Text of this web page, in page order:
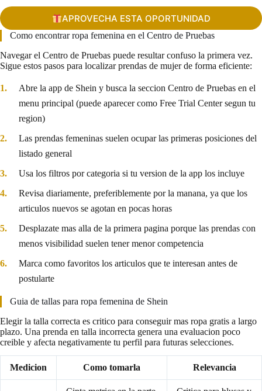
APROVECHA ESTA OPORTUNIDAD
Como encontrar ropa femenina en el Centro de Pruebas
Navegar el Centro de Pruebas puede resultar confuso la primera vez.
Sigue estos pasos para localizar prendas de mujer de forma eficiente:
Abre la app de Shein y busca la seccion Centro de Pruebas en el
menu principal (puede aparecer como Free Trial Center segun tu
region)
Las prendas femeninas suelen ocupar las primeras posiciones del
listado general
Usa los filtros por categoria si tu version de la app los incluye
Revisa diariamente, preferiblemente por la manana, ya que los
articulos nuevos se agotan en pocas horas
Desplazate mas alla de la primera pagina porque las prendas con
menos visibilidad suelen tener menor competencia
Marca como favoritos los articulos que te interesan antes de
postularte
Guia de tallas para ropa femenina de Shein
Elegir la talla correcta es critico para conseguir mas ropa gratis a largo
plazo. Una prenda en talla incorrecta genera una evaluacion poco
creible y afecta negativamente tu perfil para futuras selecciones.
Medicion Como tomarla Relevancia